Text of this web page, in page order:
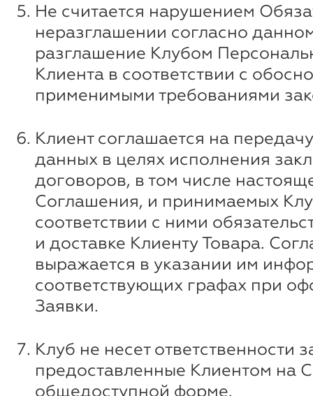
Не считается нарушением
неразглашении согласно
разглашение Клубом
Клиента в соответствии с
применимыми требованиями
Клиент соглашается на
данных в целях исполнения
договоров, в том числе
Соглашения, и принимаемых
соответствии с ними
и доставке Клиенту Товара.
выражается в указании им
соответствующих графах при
Заявки.
Клуб не несет ответственности
предоставленные Клиентом на
общедоступной форме.